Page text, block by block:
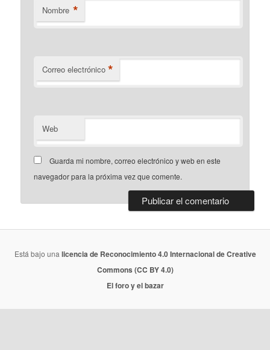
Nombre *
Correo electrónico *
Web
Guarda mi nombre, correo electrónico y web en este
navegador para la próxima vez que comente.
Está bajo una licencia de Reconocimiento 4.0 Internacional de Creative
Commons (CC BY 4.0)
El foro y el bazar